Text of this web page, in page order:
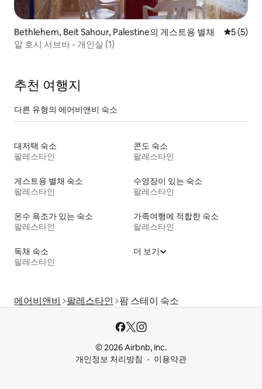
Bethlehem, Beit Sahour, Palestine의 게스트용 별채 평점 5점
5 (5)
알 호시 서브바 - 개인실 (1)
추천 여행지
다른 유형의 에어비앤비 숙소
대저택 숙소
팔레스타인
콘도 숙소
팔레스타인
게스트용 별채 숙소
팔레스타인
수영장이 있는 숙소
팔레스타인
온수 욕조가 있는 숙소
팔레스타인
가족여행에 적합한 숙소
팔레스타인
독채 숙소
팔레스타인
더 보기
에어비앤비 팔레스타인 팜 스테이 숙소
© 2026 Airbnb, Inc.
개인정보 처리방침
이용약관